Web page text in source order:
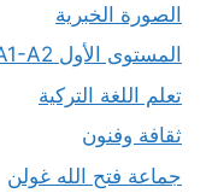
الصورة الخبرية
المستوى الأول A1-A2
تعلم اللغة التركية
ثقافة وفنون
جماعة فتح الله غولن